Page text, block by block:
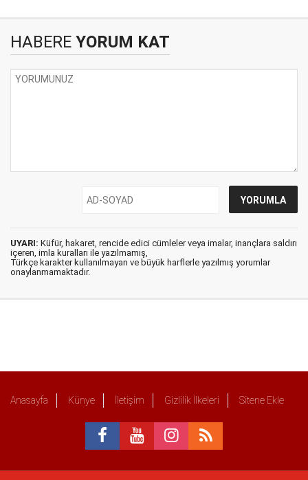
HABERE YORUM KAT
UYARI: Küfür, hakaret, rencide edici cümleler veya imalar, inançlara saldırı
içeren, imla kuralları ile yazılmamış,
Türkçe karakter kullanılmayan ve büyük harflerle yazılmış yorumlar
onaylanmamaktadır.
Anasayfa Künye İletişim Gizlilik İlkeleri Sitene Ekle